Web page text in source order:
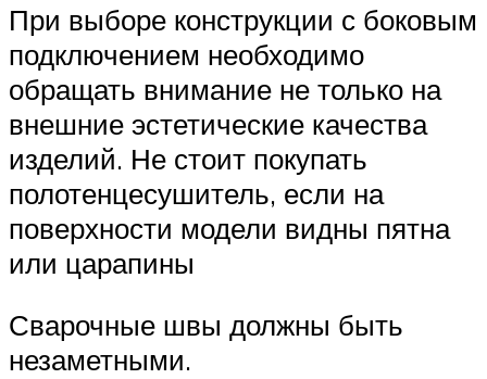
При выборе конструкции с боковым
подключением необходимо
обращать внимание не только на
внешние эстетические качества
изделий. Не стоит покупать
полотенцесушитель, если на
поверхности модели видны пятна
или царапины
Сварочные швы должны быть
незаметными.